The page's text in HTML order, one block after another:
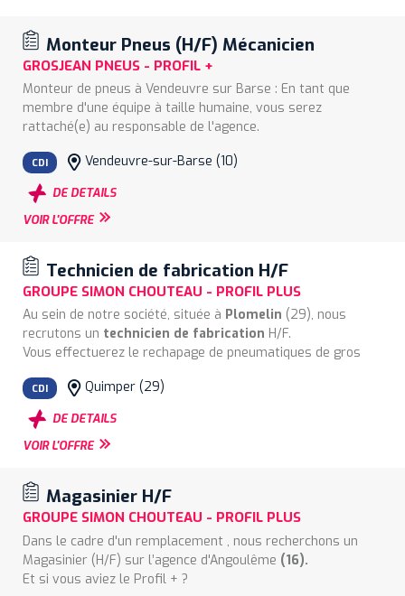
Monteur Pneus (H/F) Mécanicien
GROSJEAN PNEUS - PROFIL +
Monteur de pneus à Vendeuvre sur Barse : En tant que
membre d'une équipe à taille humaine, vous serez
rattaché(e) au responsable de l'agence.
et de maintenance sur des véhicules de tourisme et
utilitaires. Cela inclut la réparation, le montage et
démontage de pneumatiques, la géométrie, le freinage, et
la révision.
Vous remplirez la fiche diagnostic et informerez le chargé
d'accueil si des prestations complémentaires sont
Vous veillerez à entretenir votre espace et vos outils de
travail tout en appliquant les procédures de qualité et de
sécurité en vigueur dans l’entreprise.
CDI Vendeuvre-sur-Barse (10)
DE DETAILS
VOIR L'OFFRE
Technicien de fabrication H/F
GROUPE SIMON CHOUTEAU - PROFIL PLUS
Au sein de notre société, située à Plomelin (29), nous
recrutons un technicien de fabrication H/F.
Vous effectuerez le rechapage de pneumatiques de gros
atelier.
Vos missions :
- Mettre en œuvre les techniques de production liées à
l'activité dans le respect des procédures fixées par
- Réaliser les interventions dans le respect des
procédures et des règles de sécurité, de propreté et de
qualité
- Contrôler la qualité du travail réalisé dans le respect
du référentiel qualité
CDI Quimper (29)
DE DETAILS
VOIR L'OFFRE
Magasinier H/F
GROUPE SIMON CHOUTEAU - PROFIL PLUS
Dans le cadre d'un remplacement , nous recherchons un
Magasinier (H/F) sur l’agence d'Angoulême (16).
Et si vous aviez le Profil + ?